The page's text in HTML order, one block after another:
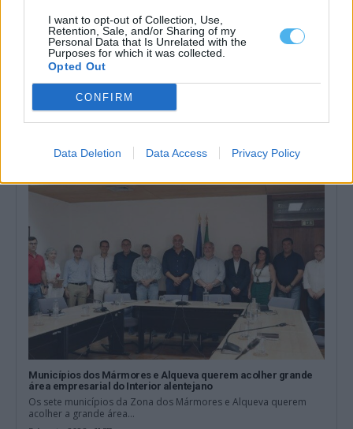
I want to opt-out of Collection, Use,
Retention, Sale, and/or Sharing of my
Personal Data that Is Unrelated with the
Purposes for which it was collected.
Opted Out
CONFIRM
Data Deletion Data Access Privacy Policy
Nova associação quer dar uma voz comum ao mármore
alentejano
Um comunicado divulgado esta quarta-feira confirmou a criação
da ALMA — Alentejo de Mármore,...
Municípios dos Mármores e Alqueva querem acolher grande
área empresarial do Interior alentejano
Os sete municípios da Zona dos Mármores e Alqueva querem
acolher a grande área...